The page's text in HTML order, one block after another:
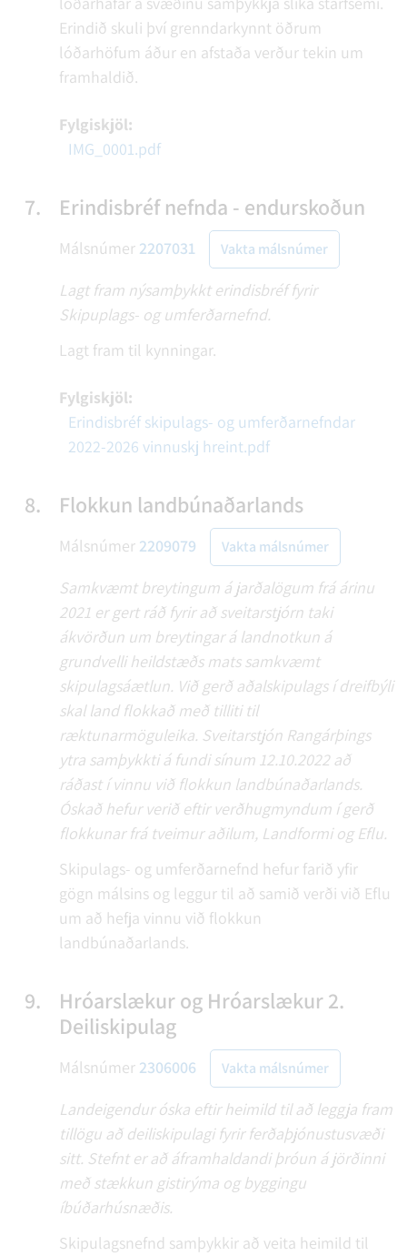
Erindið skuli því grenndarkynnt öðrum
lóðarhöfum áður en afstaða verður tekin um
framhaldið.
Fylgiskjöl:
IMG_0001.pdf
7. Erindisbréf nefnda - endurskoðun
Málsnúmer 2207031 Vakta málsnúmer
Lagt fram nýsamþykkt erindisbréf fyrir
Skipuplags- og umferðarnefnd.
Lagt fram til kynningar.
Fylgiskjöl:
Erindisbréf skipulags- og umferðarnefndar
2022-2026 vinnuskj hreint.pdf
8. Flokkun landbúnaðarlands
Málsnúmer 2209079 Vakta málsnúmer
Samkvæmt breytingum á jarðalögum frá árinu
2021 er gert ráð fyrir að sveitarstjórn taki
ákvörðun um breytingar á landnotkun á
grundvelli heildstæðs mats samkvæmt
skipulagsáætlun. Við gerð aðalskipulags í dreifbýli
skal land flokkað með tilliti til
ræktunarmöguleika. Sveitarstjón Rangárþings
ytra samþykkti á fundi sínum 12.10.2022 að
ráðast í vinnu við flokkun landbúnaðarlands.
Óskað hefur verið eftir verðhugmyndum í gerð
flokkunar frá tveimur aðilum, Landformi og Eflu.
Skipulags- og umferðarnefnd hefur farið yfir
gögn málsins og leggur til að samið verði við Eflu
um að hefja vinnu við flokkun
landbúnaðarlands.
9.
Hróarslækur og Hróarslækur 2.
Deiliskipulag
Málsnúmer 2306006 Vakta málsnúmer
Landeigendur óska eftir heimild til að leggja fram
tillögu að deiliskipulagi fyrir ferðaþjónustusvæði
sitt. Stefnt er að áframhaldandi þróun á jörðinni
með stækkun gistirýma og byggingu
íbúðarhúsnæðis.
Skipulagsnefnd samþykkir að veita heimild til